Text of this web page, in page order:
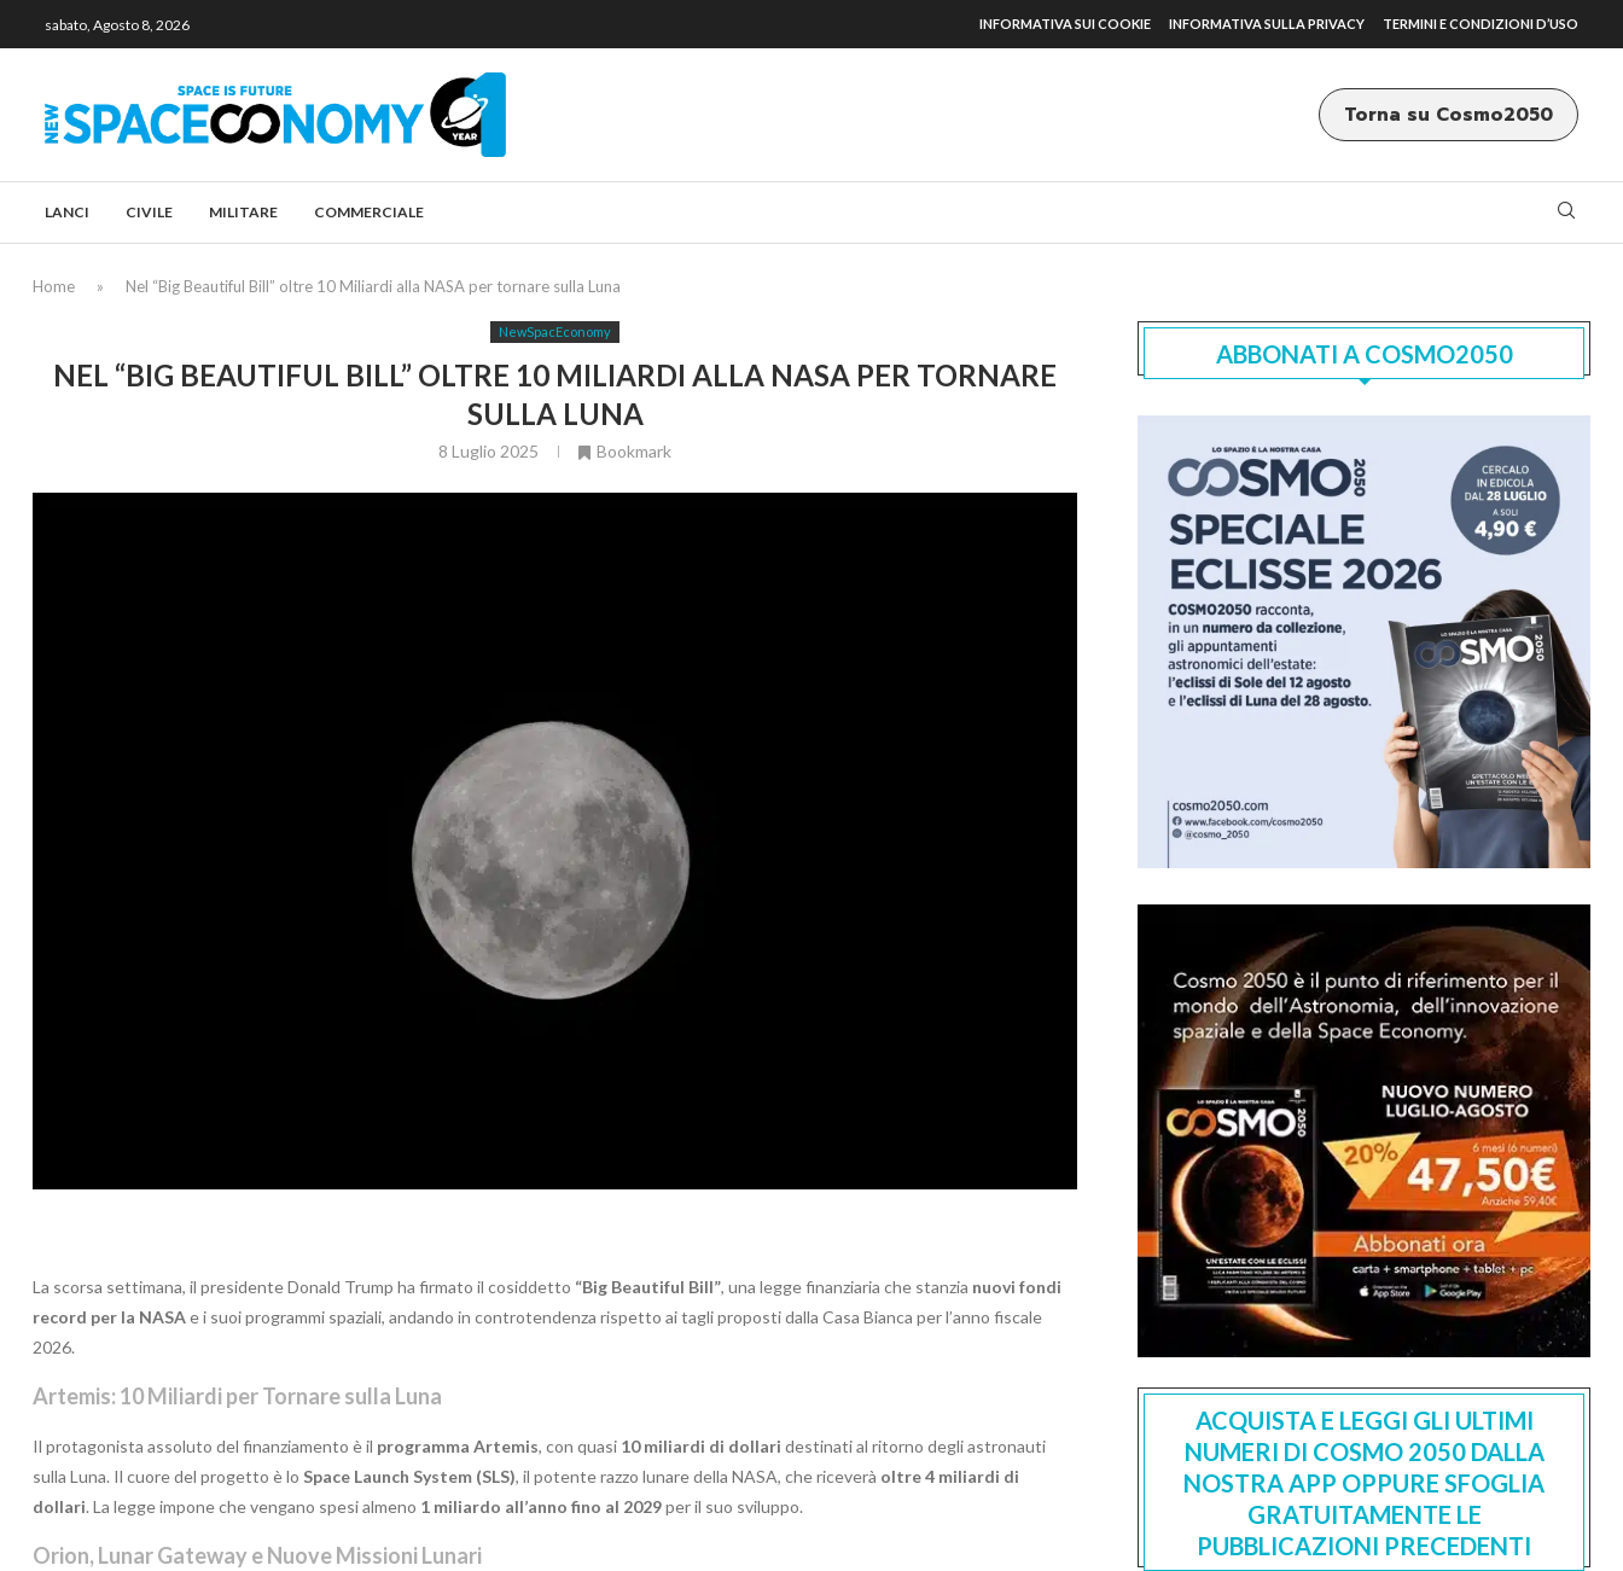
sabato, Agosto 8, 2026 INFORMATIVA SUI COOKIE INFORMATIVA SULLA PRIVACY TERMINI E CONDIZIONI D’USO
Torna su Cosmo2050
LANCI CIVILE MILITARE COMMERCIALE
Home » Nel “Big Beautiful Bill” oltre 10 Miliardi alla NASA per tornare sulla Luna
NewSpacEconomy
NEL “BIG BEAUTIFUL BILL” OLTRE 10 MILIARDI ALLA NASA PER TORNARE
SULLA LUNA
8 Luglio 2025 Bookmark
La scorsa settimana, il presidente Donald Trump ha firmato il cosiddetto “Big Beautiful Bill”, una legge finanziaria che stanzia nuovi fondi
record per la NASAe i suoi programmi spaziali, andando in controtendenza rispetto ai tagli proposti dalla Casa Bianca per l’anno fiscale
2026.
Artemis: 10 Miliardi per Tornare sulla Luna
Il protagonista assoluto del finanziamento è il programma Artemis, con quasi 10 miliardi di dollari destinati al ritorno degli astronauti
sulla Luna. Il cuore del progetto è lo Space Launch System (SLS), il potente razzo lunare della NASA, che riceverà oltre 4 miliardi di
dollari. La legge impone che vengano spesi almeno 1 miliardo all’anno fino al 2029per il suo sviluppo.
Orion, Lunar Gateway e Nuove Missioni Lunari
ABBONATI A COSMO2050
ACQUISTA E LEGGI GLI ULTIMI
NUMERI DI COSMO 2050 DALLA
NOSTRA APP OPPURE SFOGLIA
GRATUITAMENTE LE
PUBBLICAZIONI PRECEDENTI